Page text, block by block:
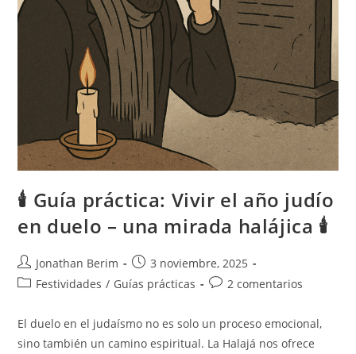
🕯️ Guía práctica: Vivir el año judío
en duelo – una mirada halájica 🕯️
Autor
de
Jonathan Berim
Entrada
publicada:
3 noviembre, 2025
Categoría
la
entrada:
Festividades / Guías prácticas
Comentarios
entrada:
2 comentarios
El duelo en el judaísmo no es solo un proceso emocional,
sino también un camino espiritual. La Halajá nos ofrece